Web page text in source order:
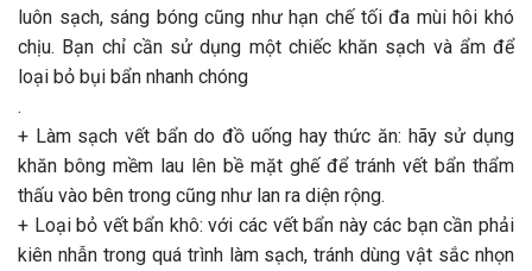
luôn sạch, sáng bóng cũng như hạn chế tối đa mùi hôi khó
chịu. Bạn chỉ cần sử dụng một chiếc khăn sạch và ẩm để
loại bỏ bụi bẩn nhanh chóng
.
+ Làm sạch vết bẩn do đồ uống hay thức ăn: hãy sử dụng
khăn bông mềm lau lên bề mặt ghế để tránh vết bẩn thẩm
thấu vào bên trong cũng như lan ra diện rộng.
+ Loại bỏ vết bẩn khô: với các vết bẩn này các bạn cần phải
kiên nhẫn trong quá trình làm sạch, tránh dùng vật sắc nhọn